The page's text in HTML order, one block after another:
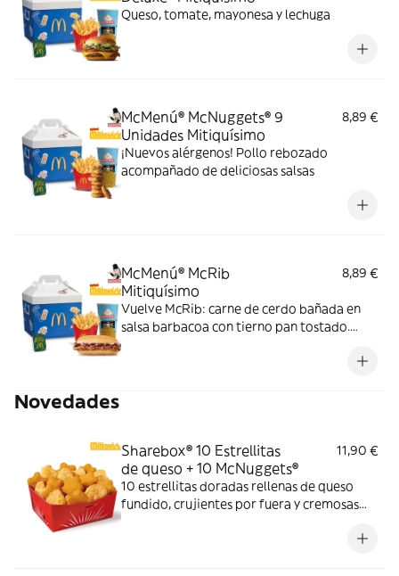
Queso, tomate, mayonesa y lechuga
McMenú® McNuggets® 9
Unidades Mitiquísimo
8,89 €
¡Nuevos alérgenos! Pollo rebozado
acompañado de deliciosas salsas
McMenú® McRib
Mitiquísimo
8,89 €
Vuelve McRib: carne de cerdo bañada en
salsa barbacoa con tierno pan tostado.
Novedades
Sharebox® 10 Estrellitas
de queso + 10 McNuggets®
11,90 €
10 estrellitas doradas rellenas de queso
fundido, crujientes por fuera y cremosas